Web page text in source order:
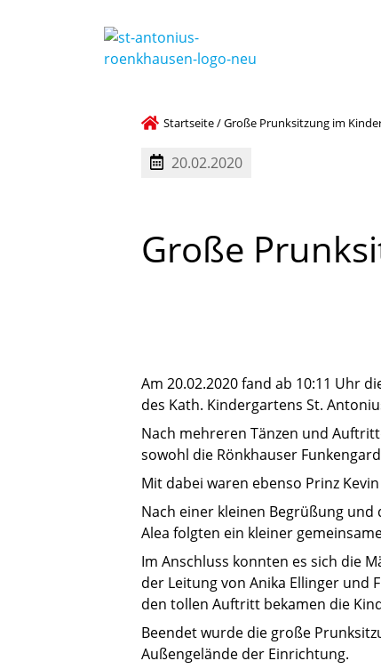
Startseite/Große Prunksitzung im
20.02.2020
Große
Am 20.02.2020 fand ab 10:11 Uhr
des Kath. Kindergartens St.
Nach mehreren Tänzen und
sowohl die Rönkhauser
Mit dabei waren ebenso Prinz
Nach einer kleinen Begrüßung
Alea folgten ein kleiner
Im Anschluss konnten es sich die
der Leitung von Anika Ellinger und
den tollen Auftritt bekamen die
Beendet wurde die große
Außengelände der Einrichtung.